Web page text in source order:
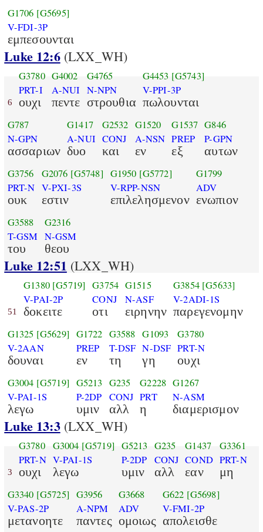
G1706 [G5695]
V-FDI-3P
εμπεσουνται
Luke 12:6(LXX_WH)
6
G3780
PRT-I
ουχι
G4002
A-NUI
πεντε
G4765
N-NPN
στρουθια
G4453 [G5743]
V-PPI-3P
πωλουνται
G787
N-GPN
ασσαριων
G1417
A-NUI
δυο
G2532
CONJ
και
G1520
A-NSN
εν
G1537
PREP
εξ
G846
P-GPN
αυτων
G3756
PRT-N
ουκ
G2076 [G5748]
V-PXI-3S
εστιν
G1950 [G5772]
V-RPP-NSN
επιλελησμενον
G1799
ADV
ενωπιον
G3588
T-GSM
του
G2316
N-GSM
θεου
Luke 12:51 (LXX_WH)
51
G1380 [G5719]
V-PAI-2P
δοκειτε
G3754
CONJ
οτι
G1515
N-ASF
ειρηνην
G3854 [G5633]
V-2ADI-1S
παρεγενομην
G1325 [G5629]
V-2AAN
δουναι
G1722
PREP
εν
G3588
T-DSF
τη
G1093
N-DSF
γη
G3780
PRT-N
ουχι
G3004 [G5719]
V-PAI-1S
λεγω
G5213
P-2DP
υμιν
G235
CONJ
αλλ
G2228
PRT
η
G1267
N-ASM
διαμερισμον
Luke 13:3(LXX_WH)
3
G3780
PRT-N
ουχι
G3004 [G5719]
V-PAI-1S
λεγω
G5213
P-2DP
υμιν
G235
CONJ
αλλ
G1437
COND
εαν
G3361
PRT-N
μη
G3340 [G5725]
V-PAS-2P
μετανοητε
G3956
A-NPM
παντες
G3668
ADV
ομοιως
G622 [G5698]
V-FMI-2P
απολεισθε